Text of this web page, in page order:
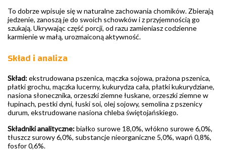
To dobrze wpisuje się w naturalne zachowania chomików. Zbierają
jedzenie, zanoszą je do swoich schowków i z przyjemnością go
szukają. Ukrywając część porcji, od razu zamieniasz codzienne
karmienie w małą, urozmaiconą aktywność.
Skład i analiza
Skład:ekstrudowana pszenica, mączka sojowa, prażona pszenica,
płatki grochu, mączka lucerny, kukurydza cała, płatki kukurydziane,
nasiona słonecznika, orzeszki ziemne łuskane, orzeszki ziemne w
łupinach, pestki dyni, łuski soi, olej sojowy, semolina z pszenicy
durum, ekstrudowane nasiona chleba świętojańskiego.
Składniki analityczne:białko surowe 18,0%, włókno surowe 6,0%,
tłuszcz surowy 6,0%, substancje nieorganiczne 5,0%, wapń 0,8%,
fosfor 0,6%.